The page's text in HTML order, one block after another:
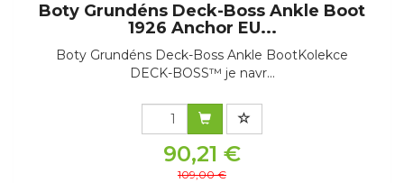
Boty Grundéns Deck-Boss Ankle Boot
1926 Anchor EU...
Boty Grundéns Deck-Boss Ankle BootKolekce
DECK-BOSS™ je navr...
90,21 €
109,00 €